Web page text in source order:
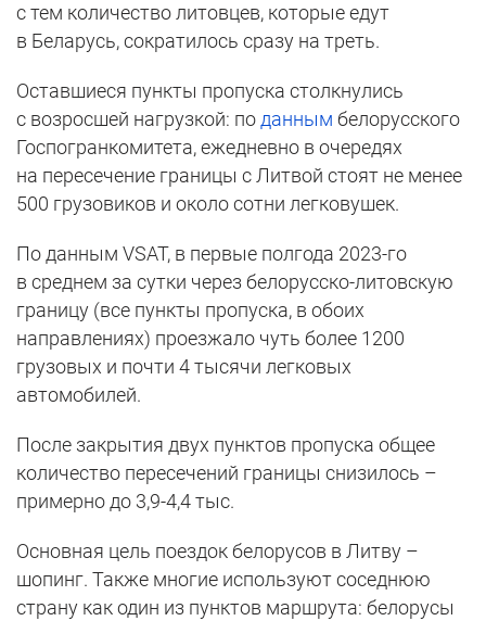
с тем количество литовцев, которые едут
в Беларусь, сократилось сразу на треть.
Оставшиеся пункты пропуска столкнулись
с возросшей нагрузкой: поданным белорусского
Госпогранкомитета, ежедневно в очередях
на пересечение границы с Литвой стоят не менее
500 грузовиков и около сотни легковушек.
По данным VSAT, в первые полгода 2023-го
в среднем за сутки через белорусско-литовскую
границу (все пункты пропуска, в обоих
направлениях) проезжало чуть более 1200
грузовых и почти 4 тысячи легковых
автомобилей.
После закрытия двух пунктов пропуска общее
количество пересечений границы снизилось –
примерно до 3,9-4,4 тыс.
Основная цель поездок белорусов в Литву –
шопинг. Также многие используют соседнюю
страну как один из пунктов маршрута: белорусы